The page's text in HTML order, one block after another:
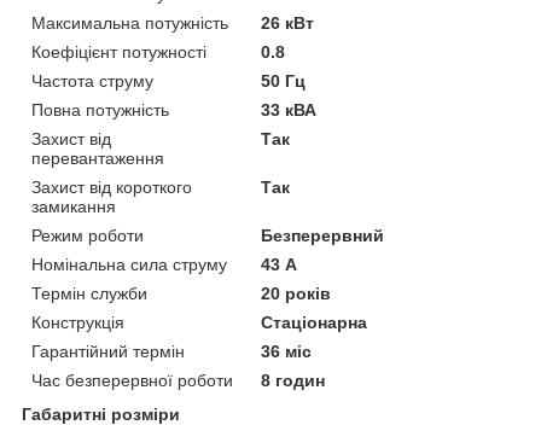
Максимальна потужність
26 кВт
Коефіцієнт потужності
0.8
Частота струму
50 Гц
Повна потужність
33 кВА
Захист від
перевантаження
Так
Захист від короткого
замикання
Так
Режим роботи
Безперервний
Номінальна сила струму
43 А
Термін служби
20 років
Конструкція
Стаціонарна
Гарантійний термін
36 міс
Час безперервної роботи
8 годин
Габаритні розміри